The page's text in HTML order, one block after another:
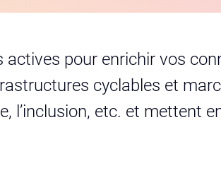
pour enrichir vos
cyclables et
l’inclusion, etc. et mettent